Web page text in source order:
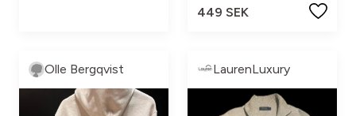
449 SEK
Olle Bergqvist LaurenLuxury